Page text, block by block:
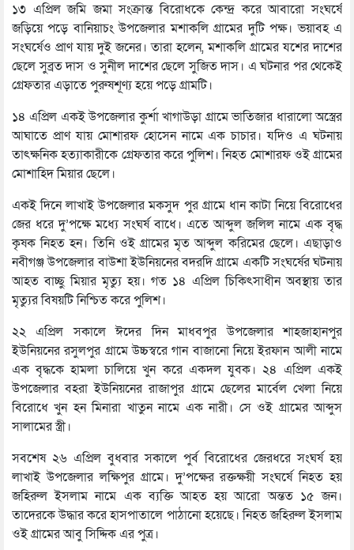
১৩ এপ্রিল জমি জমা সংক্রান্ত বিরোধকে কেন্দ্র করে আবারো সংঘর্ষে
জড়িয়ে পড়ে বানিয়াচং উপজেলার মশাকলি গ্রামের দুটি পক্ষ। ভয়াবহ এ
সংঘর্ষেও প্রাণ যায় দুই জনের। তারা হলেন, মশাকলি গ্রামের যশের দাশের
ছেলে সুব্রত দাস ও সুনীল দাশের ছেলে সুজিত দাস। এ ঘটনার পর থেকেই
গ্রেফতার এড়াতে পুরুষশূণ্য হয়ে পড়ে গ্রামটি।
১৪ এপ্রিল একই উপজেলার কুর্শা খাগাউড়া গ্রামে ভাতিজার ধারালো অস্ত্রের
আঘাতে প্রাণ যায় মোশারফ হোসেন নামে এক চাচার। যদিও এ ঘটনায়
তাৎক্ষনিক হত্যাকারীকে গ্রেফতার করে পুলিশ। নিহত মোশারফ ওই গ্রামের
মোশাহিদ মিয়ার ছেলে।
একই দিনে লাখাই উপজেলার মকসুদ পুর গ্রামে ধান কাটা নিয়ে বিরোধের
জের ধরে দু’পক্ষে মধ্যে সংঘর্ষ বাধে। এতে আব্দুল জলিল নামে এক বৃদ্ধ
কৃষক নিহত হন। তিনি ওই গ্রামের মৃত আব্দুল করিমের ছেলে। এছাড়াও
নবীগঞ্জ উপজেলার বাউশা ইউনিয়নের বদরদি গ্রামে একটি সংঘর্ষের ঘটনায়
আহত বাচ্ছু মিয়ার মৃত্যু হয়। গত ১৪ এপ্রিল চিকিৎসাধীন অবস্থায় তার
মৃত্যুর বিষয়টি নিশ্চিত করে পুলিশ।
২২ এপ্রিল সকালে ঈদের দিন মাধবপুর উপজেলার শাহজাহানপুর
ইউনিয়নের রসুলপুর গ্রামে উচ্চস্বরে গান বাজানো নিয়ে ইরফান আলী নামে
এক বৃদ্ধকে হামলা চালিয়ে খুন করে একদল যুবক। ২৪ এপ্রিল একই
উপজেলার বহরা ইউনিয়নের রাজাপুর গ্রামে ছেলের মার্বেল খেলা নিয়ে
বিরোধে খুন হন মিনারা খাতুন নামে এক নারী। সে ওই গ্রামের আব্দুস
সালামের স্ত্রী।
সবশেষ ২৬ এপ্রিল বুধবার সকালে পুর্ব বিরোধের জেরধরে সংঘর্ষ হয়
লাখাই উপজেলার লক্ষিপুর গ্রামে। দু’পক্ষের রক্তক্ষয়ী সংঘর্ষে নিহত হয়
জহিরুল ইসলাম নামে এক ব্যক্তি আহত হয় আরো অন্তত ১৫ জন।
তাদেরকে উদ্ধার করে হাসপাতালে পাঠানো হয়েছে। নিহত জহিরুল ইসলাম
ওই গ্রামের আবু সিদ্দিক এর পুত্র।